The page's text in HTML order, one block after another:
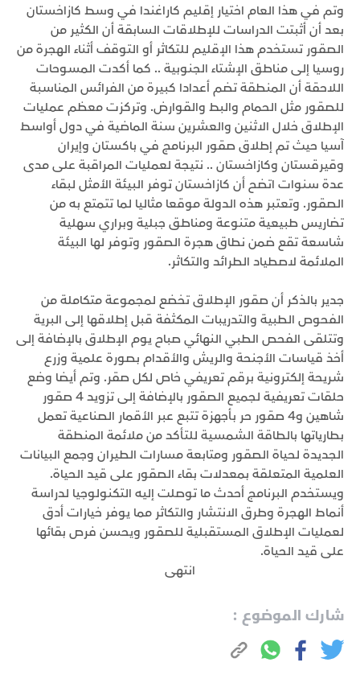
وتم في هذا العام اختيار إقليم كاراغندا في وسط كازاخستان
بعد أن أثبتت الدراسات للإطلاقات السابقة أن الكثير من
الصقور تستخدم هذا الإقليم للتكاثر أو التوقف أثناء الهجرة من
روسيا إلى مناطق الإشتاء الجنوبية .. كما أكدت المسوحات
اللاحقة أن المنطقة تضم أعدادا كبيرة من الفرائس المناسبة
للصقور مثل الحمام والبط والقوارض. وتركزت معظم عمليات
الإطلاق خلال الاثنين والعشرين سنة الماضية في دول أواسط
آسيا حيث تم إطلاق صقور البرنامج في باكستان وإيران
وقيرقستان وكازاخستان .. نتيجة لعمليات المراقبة على مدى
عدة سنوات اتضح أن كازاخستان توفر البيئة الأمثل لبقاء
الصقور. وتعتبر هذه الدولة موقعا مثاليا لما تتمتع به من
تضاريس طبيعية متنوعة ومناطق جبلية وبراري سهلية
شاسعة تقع ضمن نطاق هجرة الصقور وتوفر لها البيئة
الملائمة لاصطياد الطرائد والتكاثر.
جدير بالذكر أن صقور الإطلاق تخضع لمجموعة متكاملة من
الفحوص الطبية والتدريبات المكثفة قبل إطلاقها إلى البرية
وتتلقى الفحص الطبي النهائي صباح يوم الإطلاق بالإضافة إلى
أخذ قياسات الأجنحة والريش والأقدام بصورة علمية وزرع
شريحة إلكترونية برقم تعريفي خاص لكل صقر. وتم أيضا وضع
حلقات تعريفية لجميع الصقور بالإضافة إلى تزويد 4 صقور
شاهين و4 صقور حر بأجهزة تتبع عبر الأقمار الصناعية تعمل
بطارياتها بالطاقة الشمسية للتأكد من ملائمة المنطقة
الجديدة لحياة الصقور ومتابعة مسارات الطيران وجمع البيانات
العلمية المتعلقة بمعدلات بقاء الصقور على قيد الحياة.
ويستخدم البرنامج أحدث ما توصلت إليه التكنولوجيا لدراسة
أنماط الهجرة وطرق الانتشار والتكاثر مما يوفر خيارات أدق
لعمليات الإطلاق المستقبلية للصقور ويحسن فرص بقائها
على قيد الحياة.
انتهى
شارك الموضوع :